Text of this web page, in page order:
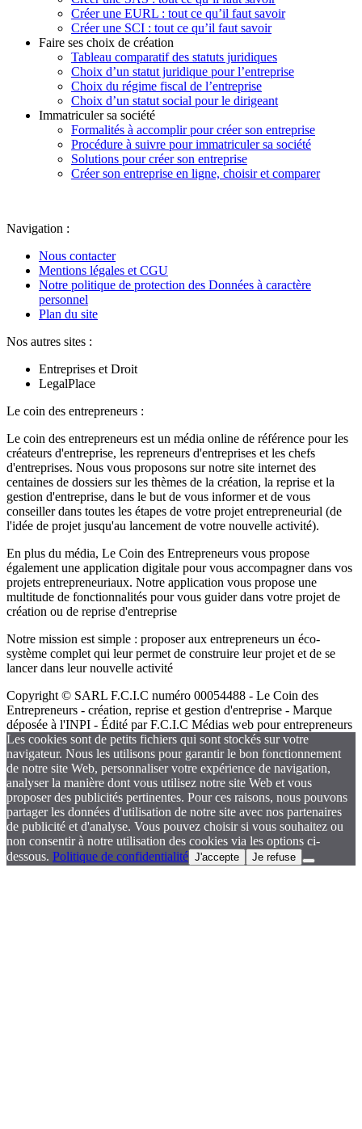
Créer une EURL : tout ce qu’il faut savoir
Créer une SCI : tout ce qu’il faut savoir
Faire ses choix de création
Tableau comparatif des statuts juridiques
Choix d’un statut juridique pour l’entreprise
Choix du régime fiscal de l’entreprise
Choix d’un statut social pour le dirigeant
Immatriculer sa société
Formalités à accomplir pour créer son entreprise
Procédure à suivre pour immatriculer sa société
Solutions pour créer son entreprise
Créer son entreprise en ligne, choisir et comparer
Navigation :
Nous contacter
Mentions légales et CGU
Notre politique de protection des Données à caractère
personnel
Plan du site
Nos autres sites :
Entreprises et Droit
LegalPlace
Le coin des entrepreneurs :
Le coin des entrepreneurs est un média online de référence pour les
créateurs d'entreprise, les repreneurs d'entreprises et les chefs
d'entreprises. Nous vous proposons sur notre site internet des
centaines de dossiers sur les thèmes de la création, la reprise et la
gestion d'entreprise, dans le but de vous informer et de vous
conseiller dans toutes les étapes de votre projet entrepreneurial (de
l'idée de projet jusqu'au lancement de votre nouvelle activité).
En plus du média, Le Coin des Entrepreneurs vous propose
également une application digitale pour vous accompagner dans vos
projets entrepreneuriaux. Notre application vous propose une
multitude de fonctionnalités pour vous guider dans votre projet de
création ou de reprise d'entreprise
Notre mission est simple : proposer aux entrepreneurs un éco-
système complet qui leur permet de construire leur projet et de se
lancer dans leur nouvelle activité
Copyright © SARL F.C.I.C numéro 00054488 - Le Coin des
Entrepreneurs - création, reprise et gestion d'entreprise - Marque
déposée à l'INPI - Édité par F.C.I.C Médias web pour entrepreneurs
Les cookies sont de petits fichiers qui sont stockés sur votre
navigateur. Nous les utilisons pour garantir le bon fonctionnement
de notre site Web, personnaliser votre expérience de navigation,
analyser la manière dont vous utilisez notre site Web et vous
proposer des publicités pertinentes. Pour ces raisons, nous pouvons
partager les données d'utilisation de notre site avec nos partenaires
de publicité et d'analyse. Vous pouvez choisir si vous souhaitez ou
non consentir à notre utilisation des cookies via les options ci-
dessous. Politique de confidentialité J'accepte Je refuse